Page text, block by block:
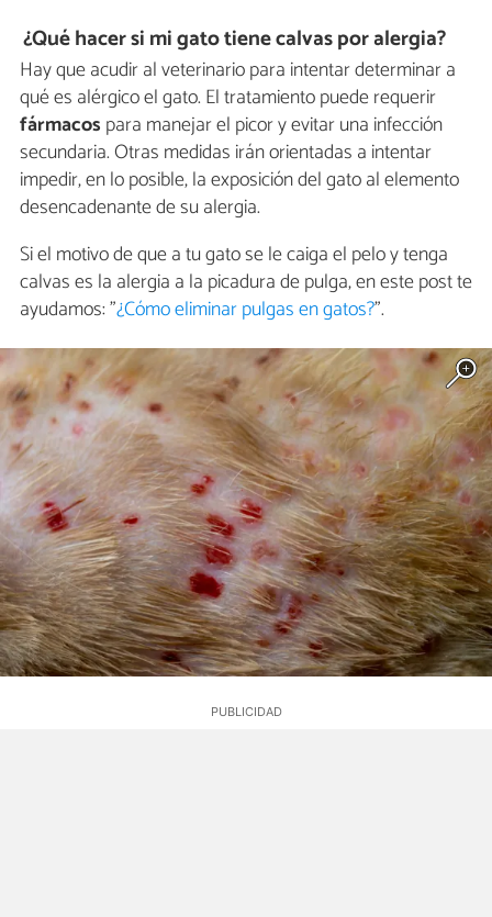
¿Qué hacer si mi gato tiene calvas por alergia?
Hay que acudir al veterinario para intentar determinar a
qué es alérgico el gato. El tratamiento puede requerir
fármacos para manejar el picor y evitar una infección
secundaria. Otras medidas irán orientadas a intentar
impedir, en lo posible, la exposición del gato al elemento
desencadenante de su alergia.
Si el motivo de que a tu gato se le caiga el pelo y tenga
calvas es la alergia a la picadura de pulga, en este post te
ayudamos: "¿Cómo eliminar pulgas en gatos?".